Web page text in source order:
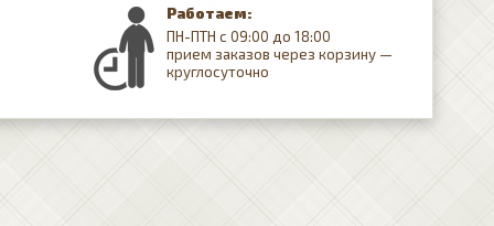
Работаем:
ПН-ПТН с 09:00 до 18:00
прием заказов через корзину —
круглосуточно